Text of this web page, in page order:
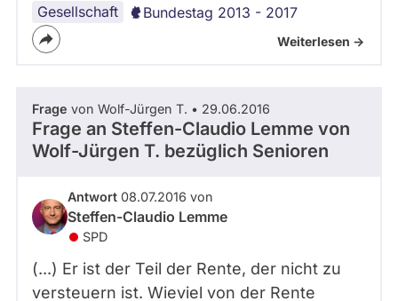
Gesellschaft Bundestag 2013 - 2017
Weiterlesen ->
Frage von Wolf-Jürgen T. • 29.06.2016
Frage an Steffen-Claudio Lemme von
Wolf-Jürgen T. bezüglich Senioren
Antwort 08.07.2016 von
Steffen-Claudio Lemme
SPD
(...) Er ist der Teil der Rente, der nicht zu
versteuern ist. Wieviel von der Rente